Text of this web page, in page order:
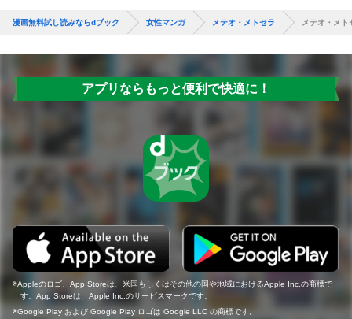
漫画無料試し読みならdブック 女性マンガ メテオ・メトセラ メテオ・メト
アプリならもっと便利で快適に！
Appleのロゴ、App Storeは、米国もしくはその他の国や地域におけるApple Inc.の商標で
す。App Storeは、Apple Inc.のサービスマークです。
Google Play および Google Play ロゴは Google LLC の商標です。